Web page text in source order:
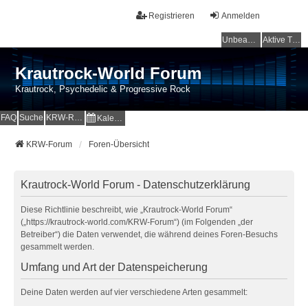
Anmelden
Registrieren
Unbeantwortete Themen Aktive Themen
Krautrock-World Forum
Krautrock, Psychedelic & Progressive Rock
FAQ Suche KRW-Radio Kalender
KRW-Forum Foren-Übersicht
Krautrock-World Forum - Datenschutzerklärung
Diese Richtlinie beschreibt, wie „Krautrock-World Forum“
(„https://krautrock-world.com/KRW-Forum“) (im Folgenden „der
Betreiber“) die Daten verwendet, die während deines Foren-Besuchs
gesammelt werden.
Umfang und Art der Datenspeicherung
Deine Daten werden auf vier verschiedene Arten gesammelt: